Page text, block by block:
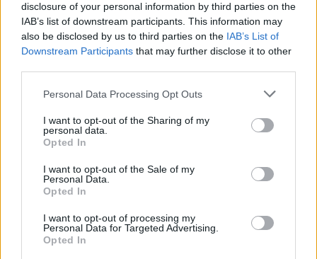
disclosure of your personal information by third parties on the
IAB’s list of downstream participants. This information may
also be disclosed by us to third parties on the IAB’s List of
Downstream Participants that may further disclose it to other
Personal Data Processing Opt Outs
I want to opt-out of the Sharing of my
personal data.
Opted In
I want to opt-out of the Sale of my
Personal Data.
Opted In
I want to opt-out of processing my
Personal Data for Targeted Advertising.
Opted In
Žiūrimiausi įrašai
Vaizdai iš tragiškos avarijos Vilniaus r.: dviejų moterų ir
Žinios | Lietuvos diena
00:00:57
Savaitės vidurys nusimato karštas: temperatūra kils iki
32 laipsnių šilumos
Žinios | Orai